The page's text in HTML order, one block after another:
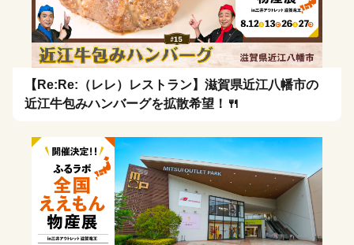
【Re:Re:（レレ）レストラン】滋賀県近江八幡市の
近江牛包みハンバーグを拡散希望！🍴